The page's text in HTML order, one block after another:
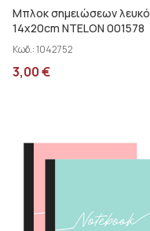
Μπλοκ σημειώσεων λευκό
14x20cm NTELON 001578
Κωδ.:1042752
3,00€